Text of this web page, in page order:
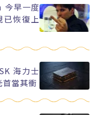
今早一度
恢復上
海力士
當其衝